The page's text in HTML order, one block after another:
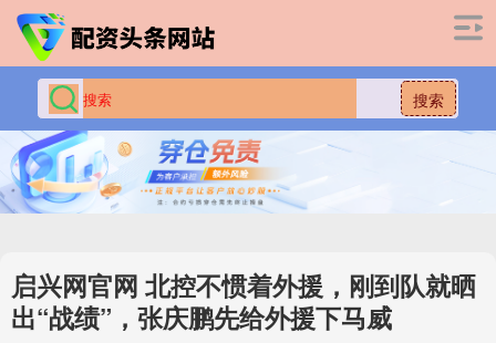
搜索
启兴网官网 北控不惯着外援，刚到队就晒
出“战绩”，张庆鹏先给外援下马威